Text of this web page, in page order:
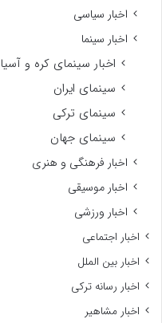
اخبار سیاسی
اخبار سینما
اخبار سینمای کره و آسیا
سینمای ایران
سینمای ترکی
سینمای جهان
اخبار فرهنگی و هنری
اخبار موسیقی
اخبار ورزشی
اخبار اجتماعی
اخبار بین الملل
اخبار رسانه ترکی
اخبار مشاهیر